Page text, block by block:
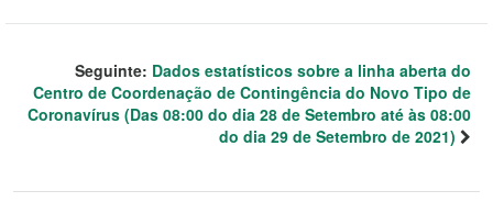
Seguinte: Dados estatísticos sobre a linha aberta do
Centro de Coordenação de Contingência do Novo Tipo de
Coronavírus (Das 08:00 do dia 28 de Setembro até às 08:00
do dia 29 de Setembro de 2021)